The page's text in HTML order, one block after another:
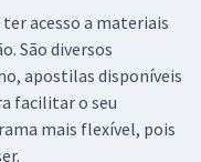
acesso a materiais
São diversos
apostilas disponíveis
facilitar o seu
mais flexível, pois